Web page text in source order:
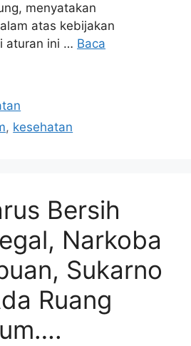
menyatakan
atas kebijakan
aturan ini … Baca
, kesehatan
Bersih
Narkoba
Sukarno
Ruang